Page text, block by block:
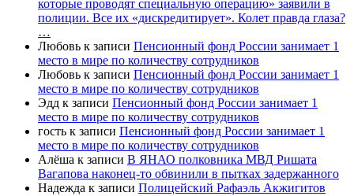
которые проводят специальную операцию» заявили в
полиции. Все их «дискредитирует». Колет правда глаза?
…
Любовь к записи Пенсионный фонд России занимает 1
место в мире по количеству сотрудников
Любовь к записи Пенсионный фонд России занимает 1
место в мире по количеству сотрудников
Эдд к записи Пенсионный фонд России занимает 1
место в мире по количеству сотрудников
гость к записи Пенсионный фонд России занимает 1
место в мире по количеству сотрудников
Алёша к записи В ЯНАО полковника МВД Ришата
Вагапова наконец-то обвинили в пытках задержанного
Надежда к записи Полицейский Рафаэль Акжигитов